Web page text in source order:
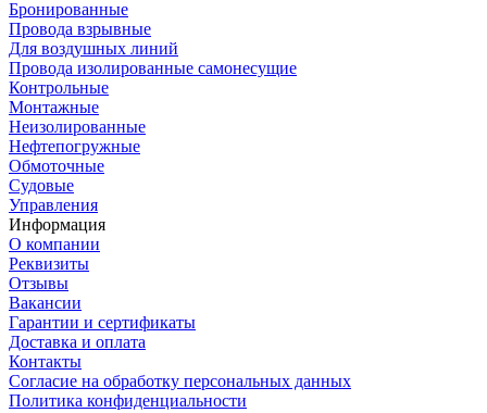
Бронированные
Провода взрывные
Для воздушных линий
Провода изолированные самонесущие
Контрольные
Монтажные
Неизолированные
Нефтепогружные
Обмоточные
Судовые
Управления
Информация
О компании
Реквизиты
Отзывы
Вакансии
Гарантии и сертификаты
Доставка и оплата
Контакты
Согласие на обработку персональных данных
Политика конфиденциальности